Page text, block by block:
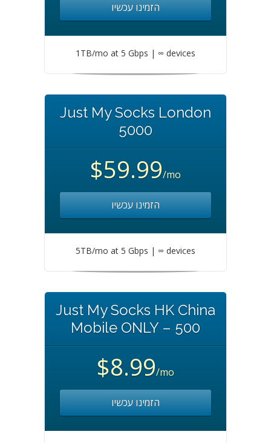
הזמינו עכשיו
1TB/mo at 5 Gbps | ∞ devices
Just My Socks London
5000
$59.99/mo
הזמינו עכשיו
5TB/mo at 5 Gbps | ∞ devices
Just My Socks HK China
Mobile ONLY – 500
$8.99/mo
הזמינו עכשיו